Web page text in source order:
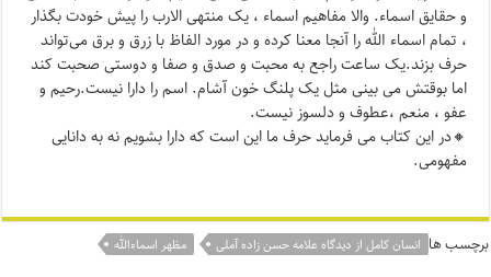
و حقایق اسماء‌. والا مفاهیم اسماء ، یک منتهی الارب را پیش خودت بگذار
، تمام اسماء الله را آنجا معنا کرده و در مورد الفاظ با زرق و برق می‌تواند
حرف بزند.یک ساعت راجع به محبت و صدق و صفا و دوستی صحبت کند
اما بوقتش می بینی مثل یک پلنگ خون آشام. اسم را دارا نیست.رحیم و
عفو ، منعم ،عطوف و دلسوز نیست.
🔸در این کتاب می فرماید حرف ما این است که دارا بشویم نه به دانایی
مفهومی.
برچسب ها انسان کامل از دیدگاه علامه حسن زاده آملی مظهر اسماءالله